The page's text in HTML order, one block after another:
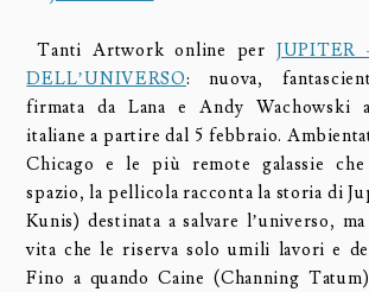
Tanti Artwork online per
DELL’UNIVERSO: nuova,
firmata da Lana e Andy Wachowski
italiane a partire dal 5 febbraio.
Chicago e le più remote galassie
spazio, la pellicola racconta la storia di
Kunis) destinata a salvare l’universo,
vita che le riserva solo umili lavori e
Fino a quando Caine (Channing